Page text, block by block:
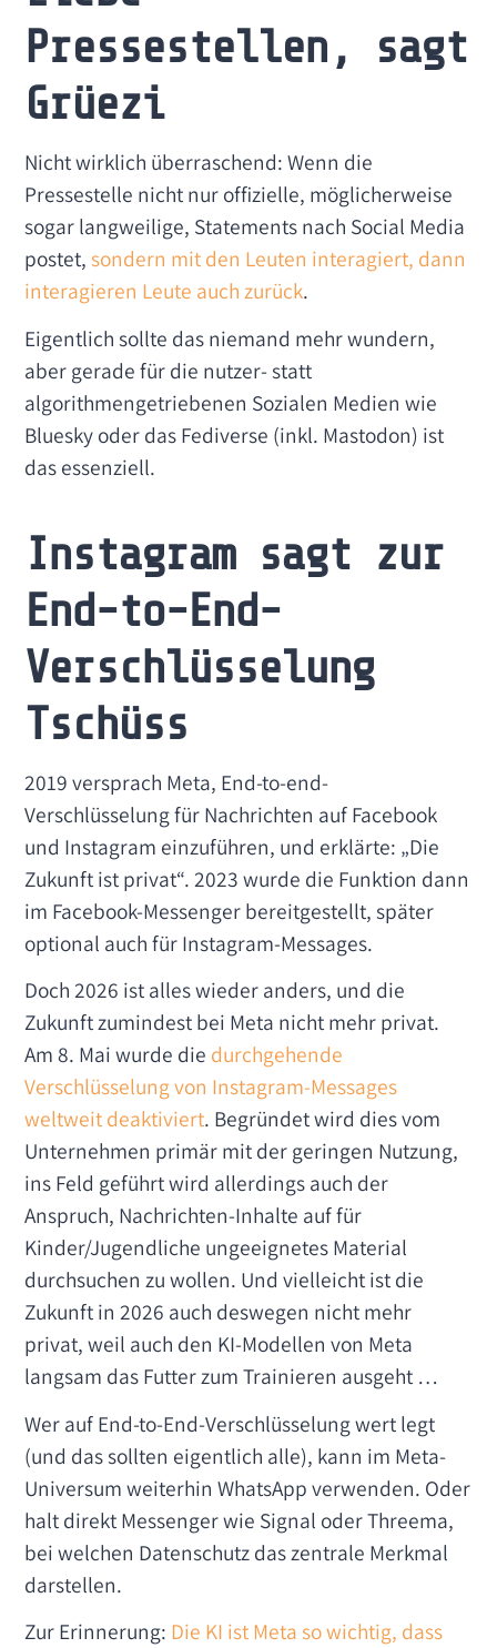
Pressestellen, sagt
Grüezi
Nicht wirklich überraschend: Wenn die
Pressestelle nicht nur offizielle, möglicherweise
sogar langweilige, Statements nach Social Media
postet,sondern mit den Leuten interagiert, dann
interagieren Leute auch zurück.
Eigentlich sollte das niemand mehr wundern,
aber gerade für die nutzer- statt
algorithmengetriebenen Sozialen Medien wie
Bluesky oder das Fediverse (inkl. Mastodon) ist
das essenziell.
Instagram sagt zur
End-to-End-
Verschlüsselung
Tschüss
2019 versprach Meta, End-to-end-
Verschlüsselung für Nachrichten auf Facebook
und Instagram einzuführen, und erklärte: „Die
Zukunft ist privat“. 2023 wurde die Funktion dann
im Facebook-Messenger bereitgestellt, später
optional auch für Instagram-Messages.
Doch 2026 ist alles wieder anders, und die
Zukunft zumindest bei Meta nicht mehr privat.
Am 8. Mai wurde die durchgehende
Verschlüsselung von Instagram-Messages
weltweit deaktiviert. Begründet wird dies vom
Unternehmen primär mit der geringen Nutzung,
ins Feld geführt wird allerdings auch der
Anspruch, Nachrichten-Inhalte auf für
Kinder/Jugendliche ungeeignetes Material
durchsuchen zu wollen. Und vielleicht ist die
Zukunft in 2026 auch deswegen nicht mehr
privat, weil auch den KI-Modellen von Meta
langsam das Futter zum Trainieren ausgeht …
Wer auf End-to-End-Verschlüsselung wert legt
(und das sollten eigentlich alle), kann im Meta-
Universum weiterhin WhatsApp verwenden. Oder
halt direkt Messenger wie Signal oder Threema,
bei welchen Datenschutz das zentrale Merkmal
darstellen.
Zur Erinnerung: Die KI ist Meta so wichtig, dass